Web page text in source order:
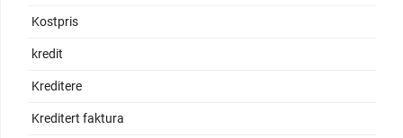
Kostpris
kredit
Kreditere
Kreditert faktura